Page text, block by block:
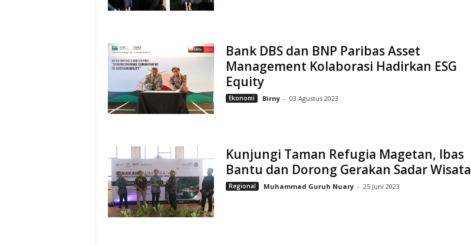
Bank DBS dan BNP Paribas Asset
Management Kolaborasi Hadirkan ESG
Equity
Ekonomi Birny - 03 Agustus 2023
Kunjungi Taman Refugia Magetan, Ibas
Bantu dan Dorong Gerakan Sadar Wisata
Regional Muhammad Guruh Nuary - 25 Juni 2023